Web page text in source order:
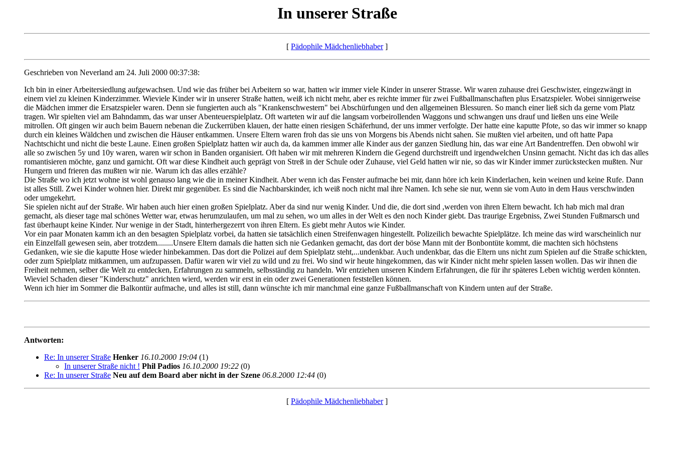
In unserer Straße
[ Pädophile Mädchenliebhaber]
Geschrieben von Neverland am 24. Juli 2000 00:37:38:
Ich bin in einer Arbeitersiedlung aufgewachsen. Und wie das früher bei Arbeitern so war, hatten wir immer viele Kinder in unserer Strasse. Wir waren zuhause drei Geschwister, eingezwängt in
einem viel zu kleinen Kinderzimmer. Wieviele Kinder wir in unserer Straße hatten, weiß ich nicht mehr, aber es reichte immer für zwei Fußballmanschaften plus Ersatzspieler. Wobei sinnigerweise
die Mädchen immer die Ersatzspieler waren. Denn sie fungierten auch als "Krankenschwestern" bei Abschürfungen und den allgemeinen Blessuren. So manch einer ließ sich da gerne vom Platz
tragen. Wir spielten viel am Bahndamm, das war unser Abenteuerspielplatz. Oft warteten wir auf die langsam vorbeirollenden Waggons und schwangen uns drauf und ließen uns eine Weile
mitrollen. Oft gingen wir auch beim Bauern nebenan die Zuckerrüben klauen, der hatte einen riesigen Schäferhund, der uns immer verfolgte. Der hatte eine kaputte Pfote, so das wir immer so knapp
durch ein kleines Wäldchen und zwischen die Häuser entkammen. Unsere Eltern waren froh das sie uns von Morgens bis Abends nicht sahen. Sie mußten viel arbeiten, und oft hatte Papa
Nachtschicht und nicht die beste Laune. Einen großen Spielplatz hatten wir auch da, da kammen immer alle Kinder aus der ganzen Siedlung hin, das war eine Art Bandentreffen. Den obwohl wir
alle so zwischen 5y und 10y waren, waren wir schon in Banden organisiert. Oft haben wir mit mehreren Kindern die Gegend durchstreift und irgendwelchen Unsinn gemacht. Nicht das ich das alles
romantisieren möchte, ganz und garnicht. Oft war diese Kindheit auch geprägt von Streß in der Schule oder Zuhause, viel Geld hatten wir nie, so das wir Kinder immer zurückstecken mußten. Nur
Hungern und frieren das mußten wir nie. Warum ich das alles erzähle?
Die Straße wo ich jetzt wohne ist wohl genauso lang wie die in meiner Kindheit. Aber wenn ich das Fenster aufmache bei mir, dann höre ich kein Kinderlachen, kein weinen und keine Rufe. Dann
ist alles Still. Zwei Kinder wohnen hier. Direkt mir gegenüber. Es sind die Nachbarskinder, ich weiß noch nicht mal ihre Namen. Ich sehe sie nur, wenn sie vom Auto in dem Haus verschwinden
oder umgekehrt.
Sie spielen nicht auf der Straße. Wir haben auch hier einen großen Spielplatz. Aber da sind nur wenig Kinder. Und die, die dort sind ,werden von ihren Eltern bewacht. Ich hab mich mal dran
gemacht, als dieser tage mal schönes Wetter war, etwas herumzulaufen, um mal zu sehen, wo um alles in der Welt es den noch Kinder giebt. Das traurige Ergebniss, Zwei Stunden Fußmarsch und
fast überhaupt keine Kinder. Nur wenige in der Stadt, hinterhergezerrt von ihren Eltern. Es giebt mehr Autos wie Kinder.
Vor ein paar Monaten kamm ich an den besagten Spielplatz vorbei, da hatten sie tatsächlich einen Streifenwagen hingestellt. Polizeilich bewachte Spielplätze. Ich meine das wird warscheinlich nur
ein Einzelfall gewesen sein, aber trotzdem........Unsere Eltern damals die hatten sich nie Gedanken gemacht, das dort der böse Mann mit der Bonbontüte kommt, die machten sich höchstens
Gedanken, wie sie die kaputte Hose wieder hinbekammen. Das dort die Polizei auf dem Spielplatz steht,...undenkbar. Auch undenkbar, das die Eltern uns nicht zum Spielen auf die Straße schickten,
oder zum Spielplatz mitkammen, um aufzupassen. Dafür waren wir viel zu wild und zu frei. Wo sind wir heute hingekommen, das wir Kinder nicht mehr spielen lassen wollen. Das wir ihnen die
Freiheit nehmen, selber die Welt zu entdecken, Erfahrungen zu sammeln, selbsständig zu handeln. Wir entziehen unseren Kindern Erfahrungen, die für ihr späteres Leben wichtig werden könnten.
Wieviel Schaden dieser "Kinderschutz" anrichten wierd, werden wir erst in ein oder zwei Generationen feststellen können.
Wenn ich hier im Sommer die Balkontür aufmache, und alles ist still, dann wünschte ich mir manchmal eine ganze Fußballmanschaft von Kindern unten auf der Straße.
Antworten:
Re: In unserer Straße Henker 16.10.2000 19:04 (1)
In unserer Straße nicht ! Phil Padios 16.10.2000 19:22 (0)
Re: In unserer Straße Neu auf dem Board aber nicht in der Szene 06.8.2000 12:44 (0)
[ Pädophile Mädchenliebhaber]